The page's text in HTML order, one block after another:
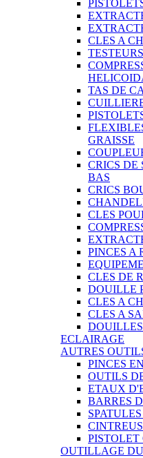
CLES A
TAS DE
GRAISSE
CRICS DE
BAS
CRICS
CLES
PINCES A
CLES DE
DOUILLE
CLES A
CLES A
ECLAIRAGE
AUTRES
PINCES
OUTILS
ETAUX
BARRES
OUTILLAGE